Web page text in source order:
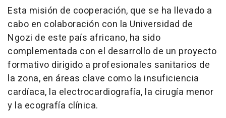
Esta misión de cooperación, que se ha llevado a
cabo en colaboración con la Universidad de
Ngozi de este país africano, ha sido
complementada con el desarrollo de un proyecto
formativo dirigido a profesionales sanitarios de
la zona, en áreas clave como la insuficiencia
cardíaca, la electrocardiografía, la cirugía menor
y la ecografía clínica.